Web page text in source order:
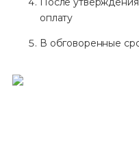
оплату
В обговоренные